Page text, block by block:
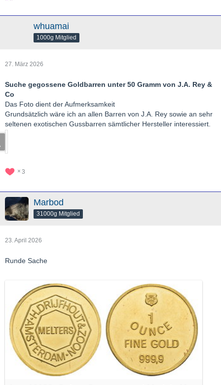
whuamai
1000g Mitglied
27. März 2026
Suche gegossene Goldbarren unter 50 Gramm von J.A. Rey &
Co
Das Foto dient der Aufmerksamkeit
Grundsätzlich wäre ich an allen Barren von J.A. Rey sowie an sehr
seltenen exotischen Gussbarren sämtlicher Hersteller interessiert.
3
Marbod
31000g Mitglied
23. April 2026
Runde Sache